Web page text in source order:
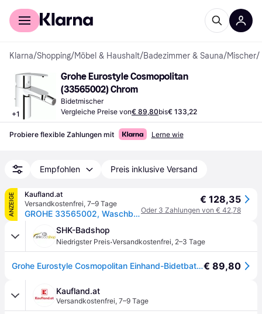
Für Shopper
Klarna/Shopping/Möbel & Haushalt/Badezimmer & Sauna/Mischer/
+1
Grohe Eurostyle Cosmopolitan
(33565002) Chrom
Bidetmischer
Vergleiche Preise von€ 89,80bis€ 133,22
Probiere flexible Zahlungen mit Lerne wie
Empfohlen Preis inklusive Versand
ANZEIGE
Kaufland.at
Versandkostenfrei, 7–9 Tage
GROHE 33565002, Waschbecken
€ 128,35
Oder 3 Zahlungen von € 42,78
SHK-Badshop
Niedrigster Preis·Versandkostenfrei, 2–3 Tage
Grohe Eurostyle Cosmopolitan Einhand-Bidetbatterie, DN 15€ 89,80
Kaufland.at
Versandkostenfrei, 7–9 Tage